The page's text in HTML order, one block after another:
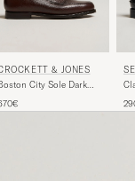
& JONES
City Sole Dark